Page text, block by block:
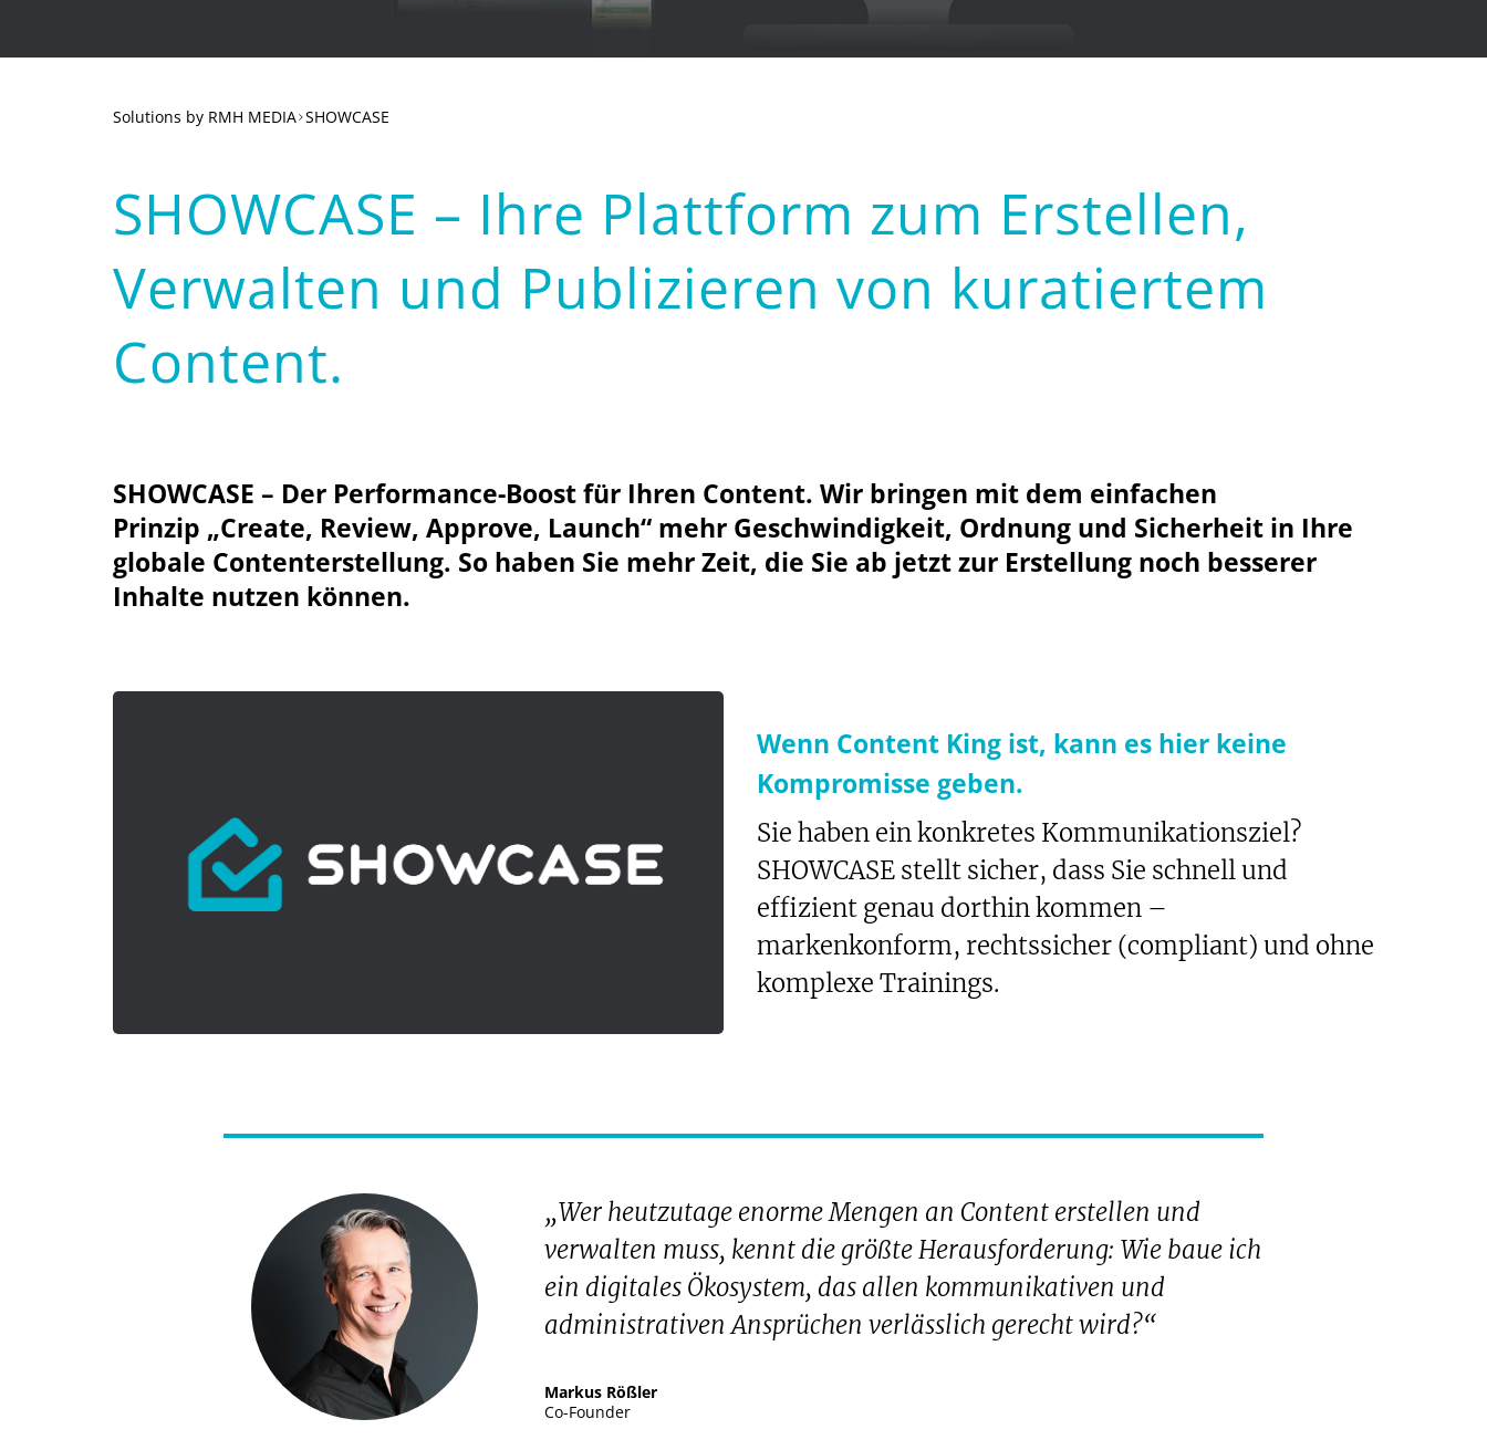
Solutions SHOWCASE
SHOWCASE – Ihre Plattform zum Erstellen,
Verwalten und Publizieren von kuratiertem
Content.
SHOWCASE – Der Performance-Boost für Ihren Content. Wir bringen mit dem einfachen
Prinzip „Create, Review, Approve, Launch“ mehr Geschwindigkeit, Ordnung und Sicherheit in Ihre
globale Contenterstellung. So haben Sie mehr Zeit, die Sie ab jetzt zur Erstellung noch besserer
Inhalte nutzen können.
Wenn Content King ist, kann es hier keine
Kompromisse geben.
Sie haben ein konkretes Kommunikationsziel?
SHOWCASE stellt sicher, dass Sie schnell und
effizient genau dorthin kommen –
markenkonform, rechtssicher (compliant) und ohne
komplexe Trainings.
„Wer heutzutage enorme Mengen an Content erstellen und
verwalten muss, kennt die größte Herausforderung: Wie baue ich
ein digitales Ökosystem, das allen kommunikativen und
administrativen Ansprüchen verlässlich gerecht wird?“
Markus Rößler
Co-Founder